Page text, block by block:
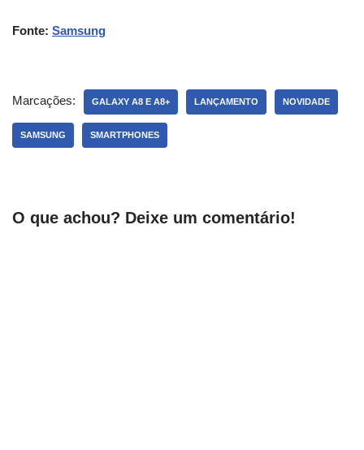
Fonte: Samsung
Marcações: GALAXY A8 E A8+ LANÇAMENTO NOVIDADE
SAMSUNG SMARTPHONES
O que achou? Deixe um comentário!